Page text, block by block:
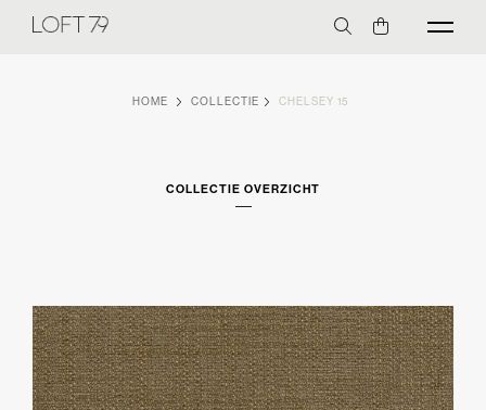
HOME COLLECTIE CHELSEY 15
COLLECTIE OVERZICHT